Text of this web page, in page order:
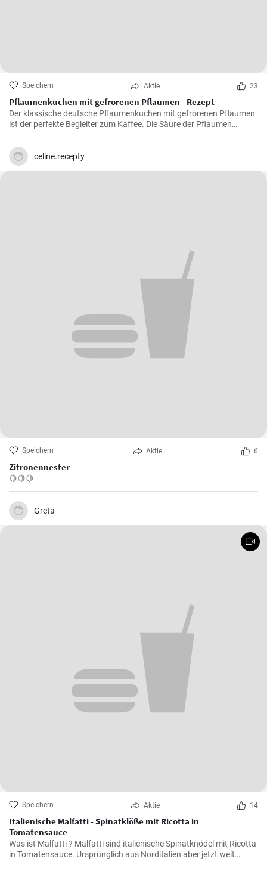
Speichern Aktie 23
Pflaumenkuchen mit gefrorenen Pflaumen - Rezept
Der klassische deutsche Pflaumenkuchen mit gefrorenen Pflaumen
ist der perfekte Begleiter zum Kaffee. Die Säure der Pflaumen
kombiniert mit der Süße des Kuchenteigs ergibt ein harmonisches
Geschmackserlebnis.
celine.recepty
Speichern Aktie 6
Zitronennester
🍋🍋🍋
Greta
Speichern Aktie 14
Italienische Malfatti - Spinatklöße mit Ricotta in
Tomatensauce
Was ist Malfatti ? Malfatti sind italienische Spinatknödel mit Ricotta
in Tomatensauce. Ursprünglich aus Norditalien aber jetzt weit
verbreitet in ganz Italien werden die Spinat Ricotta Klöße mit